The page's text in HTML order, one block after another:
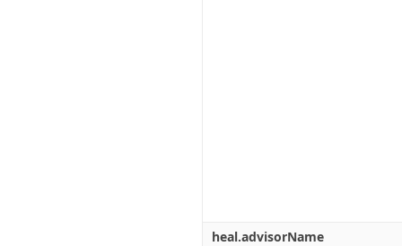
heal.advisorName